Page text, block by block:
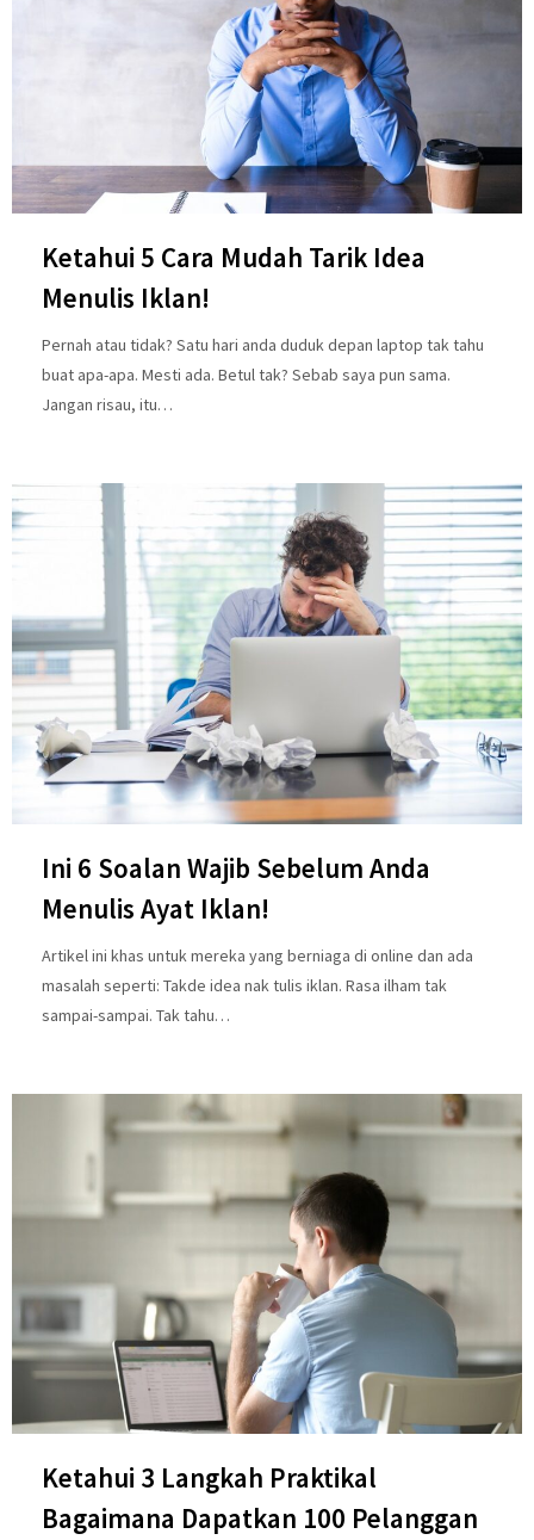
Ketahui 5 Cara Mudah Tarik Idea
Menulis Iklan!
Pernah atau tidak? Satu hari anda duduk depan laptop tak tahu
buat apa-apa. Mesti ada. Betul tak? Sebab saya pun sama.
Jangan risau, itu…
Ini 6 Soalan Wajib Sebelum Anda
Menulis Ayat Iklan!
Artikel ini khas untuk mereka yang berniaga di online dan ada
masalah seperti: Takde idea nak tulis iklan. Rasa ilham tak
sampai-sampai. Tak tahu…
Ketahui 3 Langkah Praktikal
Bagaimana Dapatkan 100 Pelanggan